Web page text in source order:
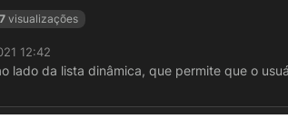
visualizações
12:42
lado da lista dinâmica, que permite que o